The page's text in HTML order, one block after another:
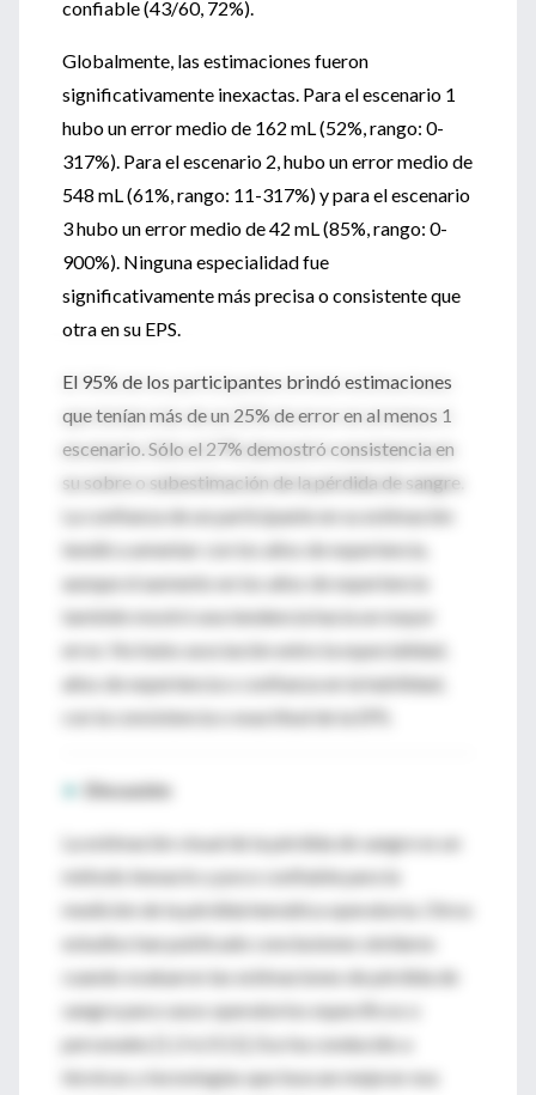
confiable (43/60, 72%).
Globalmente, las estimaciones fueron
significativamente inexactas. Para el escenario 1
hubo un error medio de 162 mL (52%, rango: 0-
317%). Para el escenario 2, hubo un error medio de
548 mL (61%, rango: 11-317%) y para el escenario
3 hubo un error medio de 42 mL (85%, rango: 0-
900%). Ninguna especialidad fue
significativamente más precisa o consistente que
otra en su EPS.
El 95% de los participantes brindó estimaciones
que tenían más de un 25% de error en al menos 1
escenario. Sólo el 27% demostró consistencia en
su sobre o subestimación de la pérdida de sangre.
La confianza de un participante en su estimación
tendió a amentar con los años de experiencia,
aunque el aumento en los años de experiencia
también mostró una tendencia hacia un mayor
error. No hubo asociación entre la especialidad,
años de experiencia o confianza en la habilidad,
con la consistencia o exactitud de la EPS.
► Discusión
La estimación visual de la pérdida de sangre es un
método inexacto y poco confiable para la
medición de la pérdida hemática operatoria. Otros
estudios han publicado conclusiones similares
cuando evaluaron las estimaciones de pérdida de
sangre para casos operatorios específicos o
personales [1,3-6,9,11]. Eso ha conducido a
técnicas y tecnologías que buscan mejorar esa